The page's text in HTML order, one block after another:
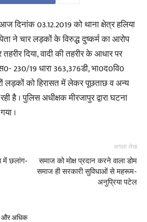
दिनांक 03.12.2019 को थाना क्षेत्र हलिया
ने चार लड़कों के विरुद्ध दुष्कर्म का आरोप
दिया, वादी की तहरीर के आधार पर
230/19 धारा 363,376डी, भा0द0वि0
लड़कों को हिरासत में लेकर पूछताछ व अन्य
है । पुलिस अधीक्षक मीरजापुर द्वारा घटना
।
में छलांग-
अगला लेख
समाज को मोक्ष प्रदान करने वाला डोम
समाज ही सरकारी सुविधाओं से महरूम-
अनुप्रिया पटेल
अधिक